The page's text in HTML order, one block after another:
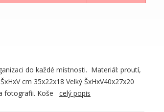
do každé místnosti. Materiál: proutí,
cm 35x22x18 Velký ŠxHxV40x27x20
fotografii. Koše celý popis